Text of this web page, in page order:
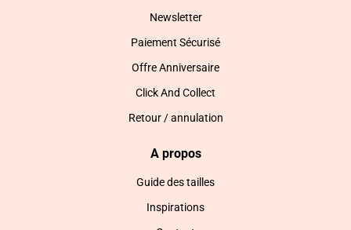
Newsletter
Paiement Sécurisé
Offre Anniversaire
Click And Collect
Retour / annulation
A propos
Guide des tailles
Inspirations